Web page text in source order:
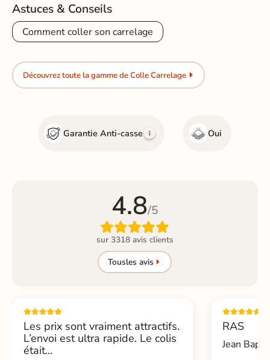
Astuces & Conseils
Comment coller son carrelage
Découvrez toute la gamme de Colle Carrelage
Garantie Anti-casse Oui
4.8/5

sur 3318 avis clients
Tousles avis
Les prix sont vraiment attractifs.
L’envoi est ultra rapide. Le colis
était...
RAS
Jean